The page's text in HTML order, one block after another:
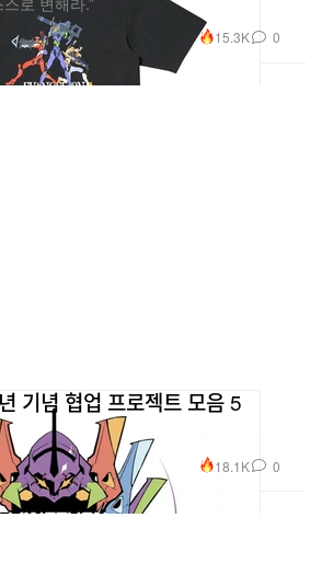
15.3K 0
기념 협업 프로젝트 모음 5
18.1K 0